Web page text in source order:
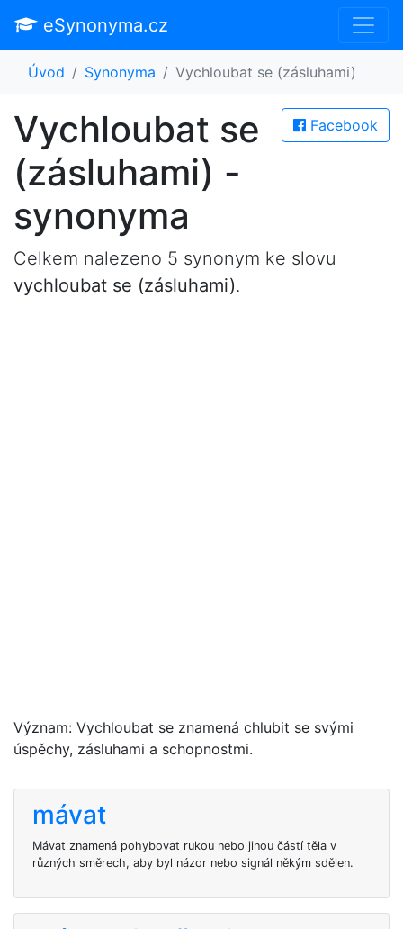
eSynonyma.cz
Úvod Synonyma Vychloubat se (zásluhami)
Facebook
Vychloubat se
(zásluhami) -
synonyma
Celkem nalezeno 5 synonym ke slovu
vychloubat se (zásluhami).
Význam: Vychloubat se znamená chlubit se svými
úspěchy, zásluhami a schopnostmi.
mávat
Mávat znamená pohybovat rukou nebo jinou částí těla v
různých směrech, aby byl názor nebo signál někým sdělen.